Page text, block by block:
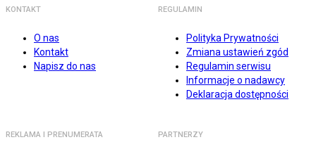
KONTAKT
O nas
Kontakt
Napisz do nas
REGULAMIN
Polityka Prywatności
Zmiana ustawień zgód
Regulamin serwisu
Informacje o nadawcy
Deklaracja dostępności
REKLAMA I PRENUMERATA PARTNERZY